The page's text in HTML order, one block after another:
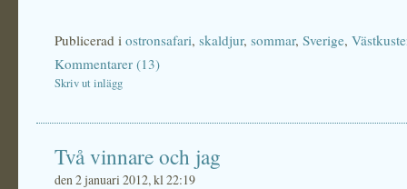
Publicerad i ostronsafari, skaldjur, sommar, Sverige,
Kommentarer (13)
Skriv ut inlägg
Två vinnare och jag
den 2 januari 2012, kl 22:19